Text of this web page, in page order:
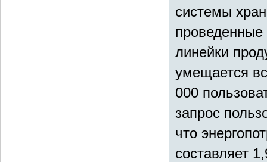
системы
линейки
умещается
000
запрос
что
составляет